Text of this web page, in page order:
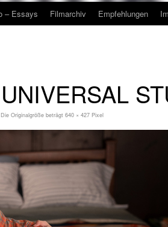
– Essays Filmarchiv Empfehlungen
Originalgröße beträgt 640 × 427Pixel